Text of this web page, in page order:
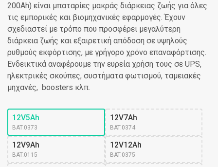
200Ah) είναι μπαταρίες μακράς διάρκειας ζωής για όλες
τις εμπορικές και βιομηχανικές εφαρμογές. Έχουν
σχεδιαστεί με τρόπο που προσφέρει μεγαλύτερη
διάρκεια ζωής και εξαιρετική απόδοση σε υψηλούς
ρυθμούς εκφόρτισης, με γρήγορο χρόνο επαναφόρτισης.
Ενδεικτικά αναφέρουμε την ευρεία χρήση τους σε UPS,
ηλεκτρικές σκούπες, συστήματα φωτισμού, ταμειακές
μηχανές, boosters κλπ.
12V5Ah
BAT.0373
12V7Ah
BAT.0374
12V9Ah
BAT.0115
12V12Ah
BAT.0375